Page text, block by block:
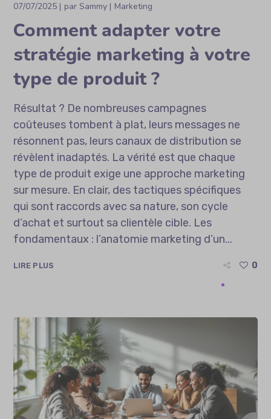
07/07/2025 parSammy Marketing
Comment adapter votre
stratégie marketing à votre
type de produit ?
Résultat ? De nombreuses campagnes
coûteuses tombent à plat, leurs messages ne
résonnent pas, leurs canaux de distribution se
révèlent inadaptés. La vérité est que chaque
type de produit exige une approche marketing
sur mesure. En clair, des tactiques spécifiques
qui sont raccords avec sa nature, son cycle
d’achat et surtout sa clientèle cible. Les
fondamentaux : l’anatomie marketing d’un...
LIRE PLUS 0